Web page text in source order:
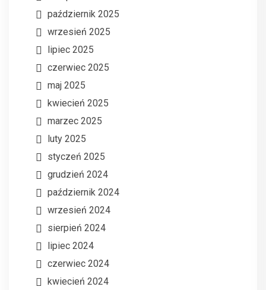
październik 2025
wrzesień 2025
lipiec 2025
czerwiec 2025
maj 2025
kwiecień 2025
marzec 2025
luty 2025
styczeń 2025
grudzień 2024
październik 2024
wrzesień 2024
sierpień 2024
lipiec 2024
czerwiec 2024
kwiecień 2024